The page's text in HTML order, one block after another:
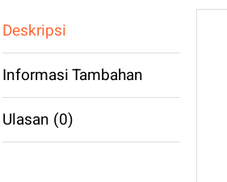
Deskripsi
Informasi Tambahan
Ulasan (0)